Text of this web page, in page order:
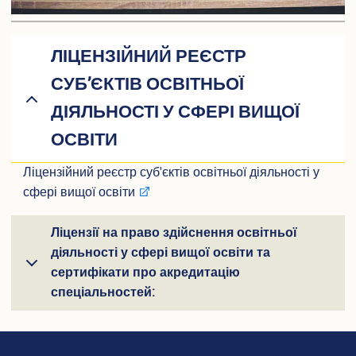
Вакантні посади
Акредитація
Внутрішня система забезпечення якості освіти
Етика, академічна доброчесність та антикорупційна
Гендерна політика Університету
Газета ХУУП імені Леоніда Юзькова GAUDEAMUS
Меморіал пам'яті
Фотогалерея
Відеогалерея
Вступнику
Приймальна комісія
Відомості про провадження освітньої діяльності
Правила прийому в ХУУП імені Леоніда Юзькова
Кількість бюджетних місць регіонального замовлення
Переваги університету
Вартість навчання на контрактній основі
ЛІЦЕНЗІЙНИЙ РЕЄСТР
СУБ’ЄКТІВ ОСВІТНЬОЇ
ДІЯЛЬНОСТІ У СФЕРІ ВИЩОЇ
ОСВІТИ
Ліцензійний реєстр суб'єктів освітньої діяльності у
сфері вищої освіти
Ліцензії на право здійснення освітньої
діяльності у сфері вищої освіти та
сертифікати про акредитацію
спеціальностей: